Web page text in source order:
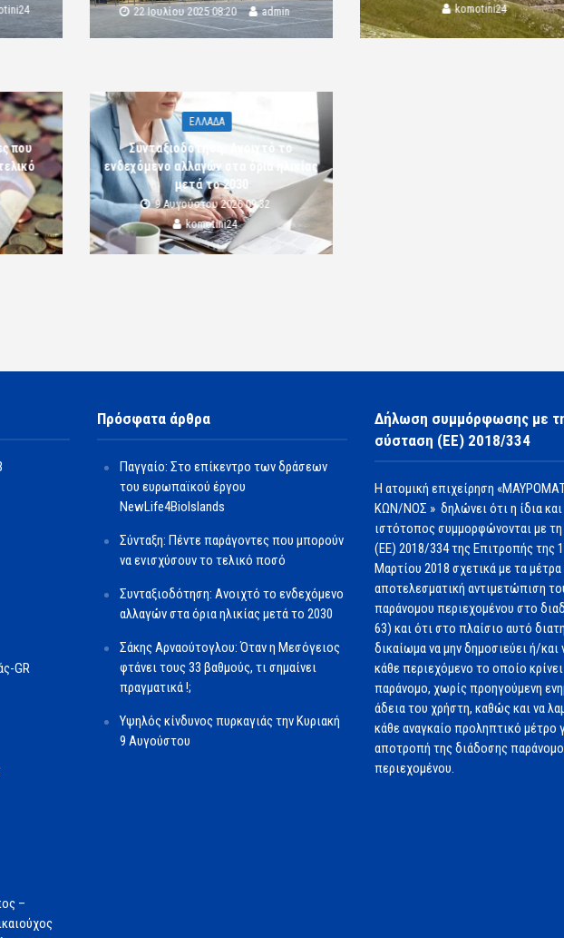
22 Ιουλίου 2025 08:20 admin
komotini24
που
ΕΛΛΑΔΑ
Συνταξιοδότηση: Ανοιχτό το
ενδεχόμενο αλλαγών στα όρια ηλικίας
μετά το 2030
9 Αυγούστου 2026 09:32
komotini24
GR
–
Πρόσφατα άρθρα
Παγγαίο: Στο επίκεντρο των δράσεων
του ευρωπαϊκού έργου
NewLife4BioIslands
Σύνταξη: Πέντε παράγοντες που μπορούν
να ενισχύσουν το τελικό ποσό
Συνταξιοδότηση: Ανοιχτό το ενδεχόμενο
αλλαγών στα όρια ηλικίας μετά το 2030
Σάκης Αρναούτογλου: Όταν η Μεσόγειος
φτάνει τους 33 βαθμούς, τι σημαίνει
πραγματικά !;
Υψηλός κίνδυνος πυρκαγιάς την Κυριακή
9 Αυγούστου
Δήλωση συμμόρφωσης με
σύσταση (ΕΕ) 2018/334
Η ατομική επιχείρηση
ΚΩΝ/ΝΟΣ » δηλώνει ότι η ίδια
ιστότοπος συμμορφώνονται με
(ΕΕ) 2018/334 της Επιτροπής της
Μαρτίου 2018 σχετικά με τα μέτρα
αποτελεσματική αντιμετώπιση
παράνομου περιεχομένου στο
63) και ότι στο πλαίσιο αυτό
δικαίωμα να μην δημοσιεύει ή/και
κάθε περιεχόμενο το οποίο κρίνει
παράνομο, χωρίς προηγούμενη
άδεια του χρήστη, καθώς και να
κάθε αναγκαίο προληπτικό μέτρο
αποτροπή της διάδοσης
περιεχομένου.